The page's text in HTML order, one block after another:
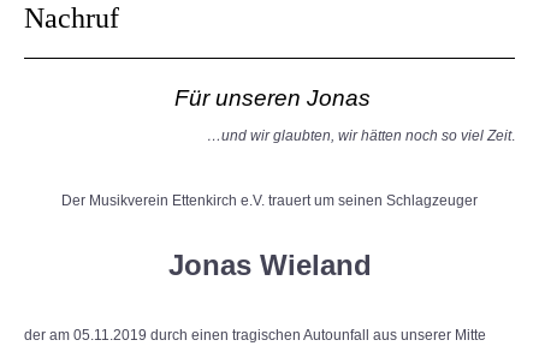
Nachruf
Für unseren Jonas
…und wir glaubten, wir hätten noch so viel Zeit.
Der Musikverein Ettenkirch e.V. trauert um seinen Schlagzeuger
Jonas Wieland
der am 05.11.2019 durch einen tragischen Autounfall aus unserer Mitte